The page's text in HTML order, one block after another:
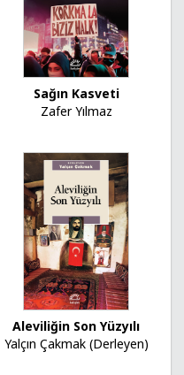
Sağın Kasveti
Zafer Yılmaz
Aleviliğin Son Yüzyılı
Yalçın Çakmak (Derleyen)